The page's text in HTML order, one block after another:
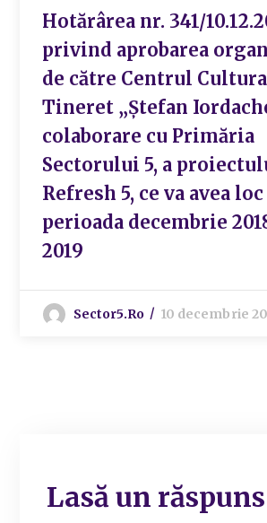
Hotărârea nr. 341/
privind aprobarea
de către Centrul
Tineret „Ştefan
colaborare cu Primăria
Sectorului 5, a
Refresh 5, ce va avea
perioada decembrie
2019
Sector5.ro 10 decembrie
Lasă un răspuns